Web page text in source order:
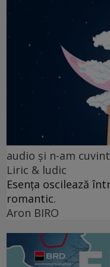
audio şi n-am
Liric & ludic
Esența oscilează
romantic.
Aron BIRO